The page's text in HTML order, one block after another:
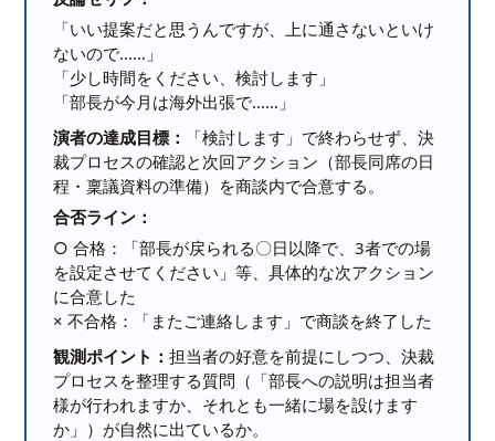
「いい提案だと思うんですが、上に通さないといけ
ないので……」
「少し時間をください、検討します」
「部長が今月は海外出張で……」
演者の達成目標：
「検討します」で終わらせず、決
裁プロセスの確認と次回アクション（部長同席の日
程・稟議資料の準備）を商談内で合意する。
合否ライン：
○ 合格：「部長が戻られる〇日以降で、3者での場
を設定させてください」等、具体的な次アクション
に合意した
× 不合格：「またご連絡します」で商談を終了した
観測ポイント：担当者の好意を前提にしつつ、決裁
プロセスを整理する質問（「部長への説明は担当者
様が行われますか、それとも一緒に場を設けます
か」）が自然に出ているか。